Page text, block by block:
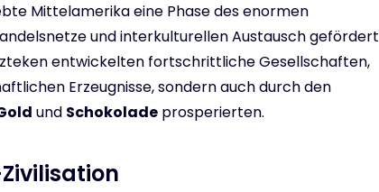
Mittelamerika eine Phase des enormen
und interkulturellen Austausch gefördert
entwickelten fortschrittliche Gesellschaften,
Erzeugnisse, sondern auch durch den
und Schokolade prosperierten.